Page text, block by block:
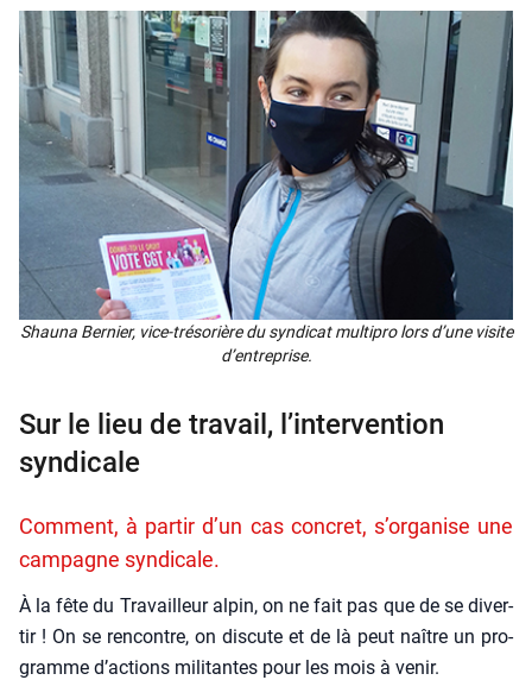
Shau­na Ber­nier, vice-tré­so­rière du syn­di­cat mul­ti­pro lors d’une visite
d’entreprise.
Sur le lieu de travail, l’intervention
syndicale
Comment, à partir d’un cas concret, s’organise une
campagne syndicale.
À la fête du Tra­vailleur alpin, on ne fait pas que de se diver­
tir ! On se ren­contre, on dis­cute et de là peut naître un pro­
gramme d’actions mili­tantes pour les mois à venir.